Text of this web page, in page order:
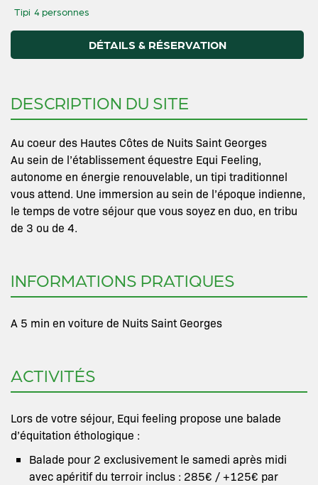
Tipi 4 personnes
DÉTAILS & RÉSERVATION
DESCRIPTION DU SITE
Au coeur des Hautes Côtes de Nuits Saint Georges
Au sein de l’établissement équestre Equi Feeling,
autonome en énergie renouvelable, un tipi traditionnel
vous attend. Une immersion au sein de l’époque indienne,
le temps de votre séjour que vous soyez en duo, en tribu
de 3 ou de 4.
INFORMATIONS PRATIQUES
A 5 min en voiture de Nuits Saint Georges
ACTIVITÉS
Lors de votre séjour, Equi feeling propose une balade
d’équitation éthologique :
Balade pour 2 exclusivement le samedi après midi
avec apéritif du terroir inclus : 285€ / +125€ par